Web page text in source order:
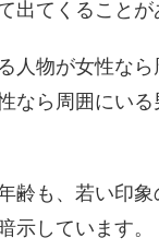
出てくることが
人物が女性な
なら周囲にい
齢も、若い印象
示しています。